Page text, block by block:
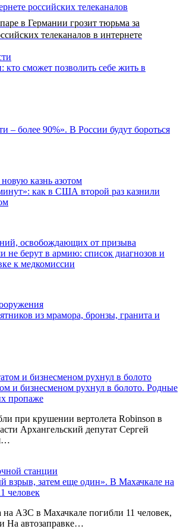
в Германии грозит тюрьма за
телеканалов в интернете
кто сможет позволить себе жить в
– более 90%». В России будут бороться
как в США второй раз казнили
не берут в армию: список диагнозов и
к медкомиссии
из мрамора, бронзы, гранита и
и бизнесменом рухнул в болото. Родные
пропаже
при крушении вертолета Robinson в
Архангельский депутат Сергей
взрыв, затем еще один». В Махачкале на
человек
АЗС в Махачкале погибли 11 человек,
На автозаправке…